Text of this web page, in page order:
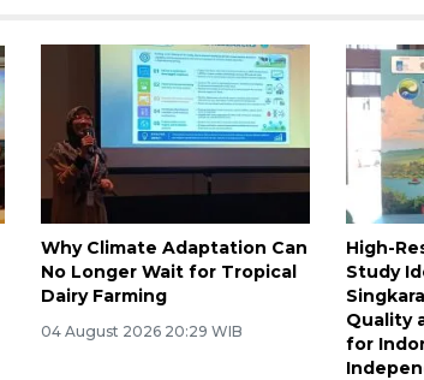
Why Climate Adaptation Can
No Longer Wait for Tropical
Dairy Farming
04 August 2026 20:29 WIB
High-
Study
Quality
for